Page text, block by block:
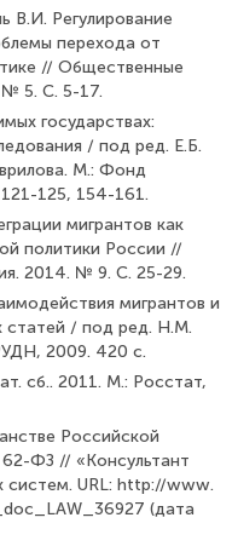
В.И. Регулирование
перехода от
// Общественные
№ 5. С. 5-17.
государствах:
/ под ред. Е.Б.
М.: Фонд
125, 154-161.
мигрантов как
политики России //
2014. № 9. С. 25-29.
мигрантов и
статей / под ред. Н.М.
2009. 420 с.
сб.. 2011. М.: Росстат,
Российской
ФЗ // «Консультант
систем. URL: http://www.
(дата